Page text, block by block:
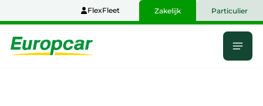
hoofdinhoud
FlexFleet Zakelijk Particulier
Home